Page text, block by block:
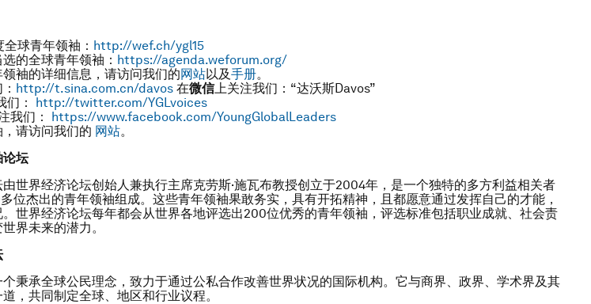
球青年领袖： http://wef.ch/ygl15
的全球青年领袖： https://agenda.weforum.org/
袖的详细信息，请访问我们的网站以及手册。
http://t.sina.com.cn/davos在微信上关注我们：“达沃斯Davos”
： http://twitter.com/YGLvoices
我们： https://www.facebook.com/YoungGlobalLeaders
请访问我们的 网站。
论坛
世界经济论坛创始人兼执行主席克劳斯·施瓦布教授创立于2004年，是一个独特的多方利益相关者
位杰出的青年领袖组成。这些青年领袖果敢务实，具有开拓精神，且都愿意通过发挥自己的才能，
世界经济论坛每年都会从世界各地评选出200位优秀的青年领袖，评选标准包括职业成就、社会责
界未来的潜力。
秉承全球公民理念，致力于通过公私合作改善世界状况的国际机构。它与商界、政界、学术界及其
，共同制定全球、地区和行业议程。